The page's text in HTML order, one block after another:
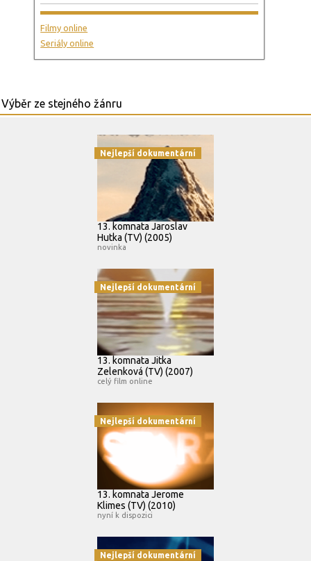
Filmy online
Seriály online
Nejlepší dokumentární
13. komnata Jaroslav
Hutka (TV) (2005)
novinka
Nejlepší dokumentární
13. komnata Jitka
Zelenková (TV) (2007)
celý film online
Nejlepší dokumentární
13. komnata Jerome
Klimes (TV) (2010)
nyní k dispozici
Nejlepší dokumentární